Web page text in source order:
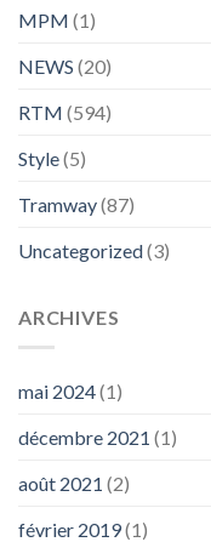
MPM (1)
NEWS (20)
RTM (594)
Style(5)
Tramway(87)
Uncategorized(3)
ARCHIVES
mai 2024(1)
décembre 2021 (1)
août 2021 (2)
février 2019(1)